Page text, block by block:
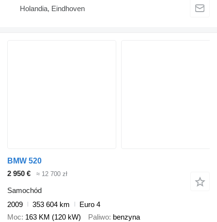
Holandia, Eindhoven
BMW 520
2 950 €
≈ 12 700 zł
Samochód
2009
353 604 km
Euro 4
Moc 163 KM (120 kW) Paliwo benzyna